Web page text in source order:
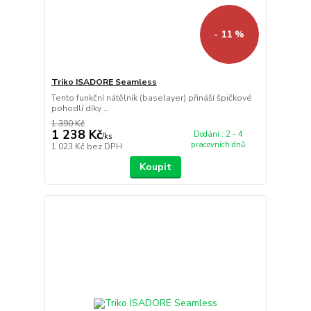
- 11 %
Triko ISADORE Seamless
Tento funkční nátělník (baselayer) přináší špičkové
pohodlí díky ...
1 390 Kč
1 238 Kč/ks
1 023 Kč bez DPH
Dodání : 2 - 4
pracovních dnů
Koupit